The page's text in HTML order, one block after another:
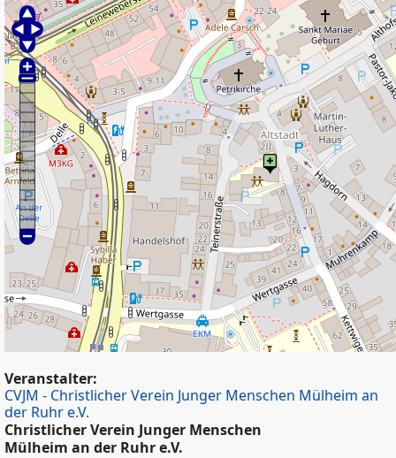
Veranstalter:
CVJM - Christlicher Verein Junger Menschen Mülheim an
der Ruhr e.V.
Christlicher Verein Junger Menschen
Mülheim an der Ruhr e.V.